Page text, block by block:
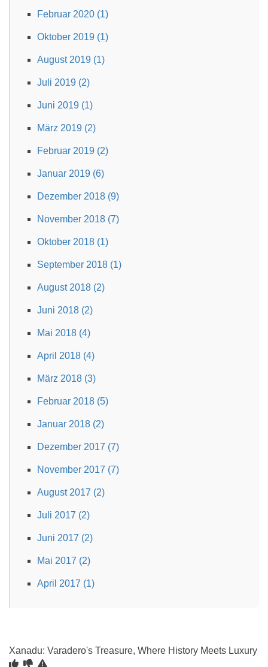
Februar 2020 (1)
Oktober 2019 (1)
August 2019 (1)
Juli 2019 (2)
Juni 2019 (1)
März 2019 (2)
Februar 2019 (2)
Januar 2019 (6)
Dezember 2018 (9)
November 2018 (7)
Oktober 2018 (1)
September 2018 (1)
August 2018 (2)
Juni 2018 (2)
Mai 2018 (4)
April 2018 (4)
März 2018 (3)
Februar 2018 (5)
Januar 2018 (2)
Dezember 2017 (7)
November 2017 (7)
August 2017 (2)
Juli 2017 (2)
Juni 2017 (2)
Mai 2017 (2)
April 2017 (1)
Xanadu: Varadero's Treasure, Where History Meets Luxury